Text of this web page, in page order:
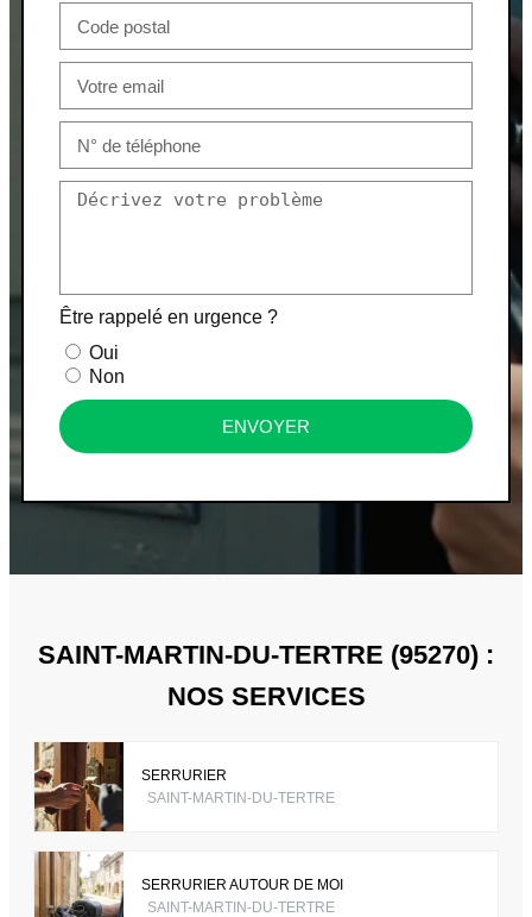
Être rappelé en urgence ?
Oui
Non
ENVOYER
SAINT-MARTIN-DU-TERTRE (95270) :
NOS SERVICES
SERRURIER
SAINT-MARTIN-DU-TERTRE
SERRURIER AUTOUR DE MOI
SAINT-MARTIN-DU-TERTRE